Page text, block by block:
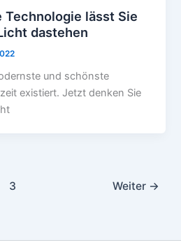
Technologie lässt Sie
dastehen
und schönste
existiert. Jetzt denken Sie
3 Weiter →